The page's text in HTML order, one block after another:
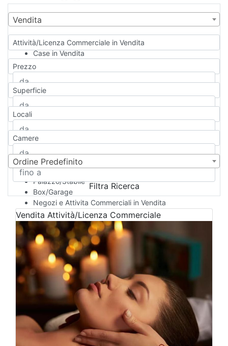
Vendita
Attività/Licenza Commerciale in Vendita
Case in Vendita
Qualsiasi
Appartamento
Casa indipendente
Casa Semi-indipendente
Attico/Mansarda
Rustico/Casale
Camera d'Albergo
Multiproprietà
Palazzo/Stabile
Box/Garage
Negozi e Attivita Commerciali in Vendita
Qualsiasi
Attività/Licenza Commerciale
Azienda Agricola
Bar/Ristorante
Bed & Breakfast
Albergo
Laboratorio Artigianale
Negozio/locale commerciale
Agriturismo
Capannoni
Uffici
Terreni in Vendita
Prezzo
Superficie
Locali
Camere
Ordine Predefinito
Filtra Ricerca
Vendita Attività/Licenza Commerciale